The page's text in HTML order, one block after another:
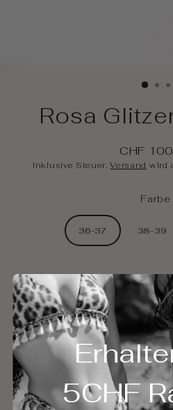
Rosa
CHF
Inklusive Steuer.Versand wird
Farbe
36-37 38-39
In den
Beschreibung
Eine Frage stellen
5CHF